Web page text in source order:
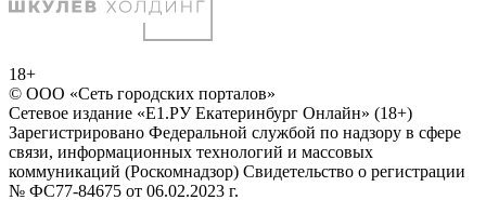
18+
© ООО «Сеть городских порталов»
Сетевое издание «Е1.РУ Екатеринбург Онлайн» (18+)
Зарегистрировано Федеральной службой по надзору в сфере
связи, информационных технологий и массовых
коммуникаций (Роскомнадзор) Свидетельство о регистрации
№ ФС77-84675 от 06.02.2023 г.